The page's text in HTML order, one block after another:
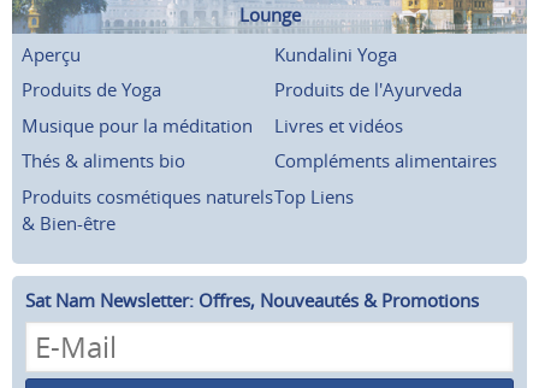
Lounge
Aperçu
Kundalini Yoga
Produits de Yoga
Produits de l'Ayurveda
Musique pour la méditation
Livres et vidéos
Thés & aliments bio
Compléments alimentaires
Produits cosmétiques naturels
& Bien-être
Top Liens
Sat Nam Newsletter: Offres, Nouveautés & Promotions